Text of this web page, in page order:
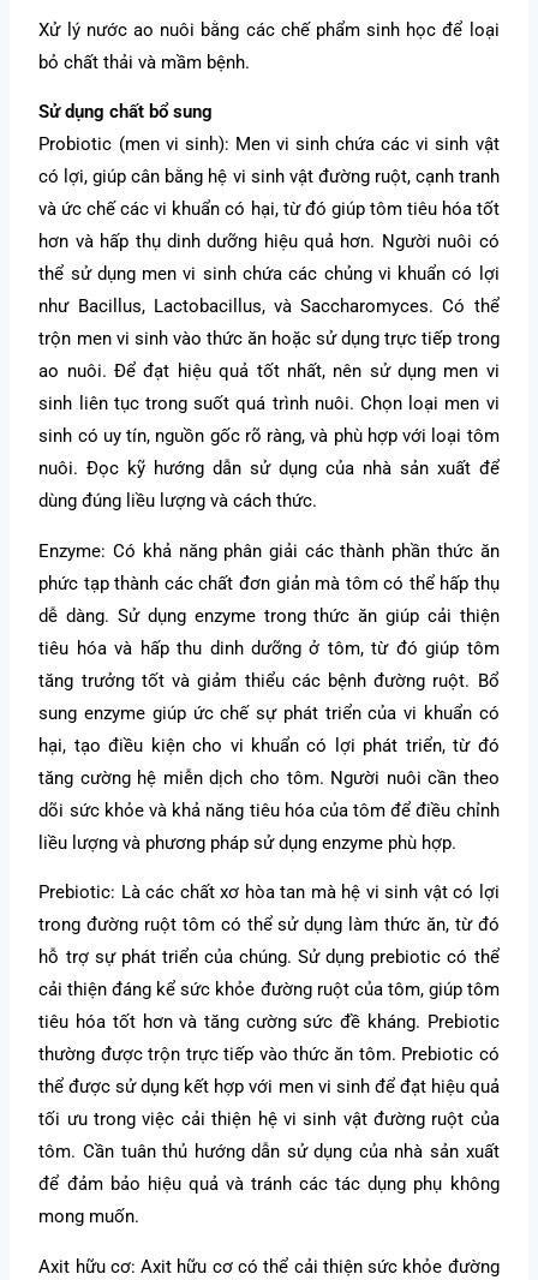
Xử lý nước ao nuôi bằng các chế phẩm sinh học để loại
bỏ chất thải và mầm bệnh.
Sử dụng chất bổ sung
Probiotic (men vi sinh): Men vi sinh chứa các vi sinh vật
có lợi, giúp cân bằng hệ vi sinh vật đường ruột, cạnh tranh
và ức chế các vi khuẩn có hại, từ đó giúp tôm tiêu hóa tốt
hơn và hấp thụ dinh dưỡng hiệu quả hơn. Người nuôi có
thể sử dụng men vi sinh chứa các chủng vi khuẩn có lợi
như Bacillus, Lactobacillus, và Saccharomyces. Có thể
trộn men vi sinh vào thức ăn hoặc sử dụng trực tiếp trong
ao nuôi. Để đạt hiệu quả tốt nhất, nên sử dụng men vi
sinh liên tục trong suốt quá trình nuôi. Chọn loại men vi
sinh có uy tín, nguồn gốc rõ ràng, và phù hợp với loại tôm
nuôi. Đọc kỹ hướng dẫn sử dụng của nhà sản xuất để
dùng đúng liều lượng và cách thức.
Enzyme: Có khả năng phân giải các thành phần thức ăn
phức tạp thành các chất đơn giản mà tôm có thể hấp thụ
dễ dàng. Sử dụng enzyme trong thức ăn giúp cải thiện
tiêu hóa và hấp thu dinh dưỡng ở tôm, từ đó giúp tôm
tăng trưởng tốt và giảm thiểu các bệnh đường ruột. Bổ
sung enzyme giúp ức chế sự phát triển của vi khuẩn có
hại, tạo điều kiện cho vi khuẩn có lợi phát triển, từ đó
tăng cường hệ miễn dịch cho tôm. Người nuôi cần theo
dõi sức khỏe và khả năng tiêu hóa của tôm để điều chỉnh
liều lượng và phương pháp sử dụng enzyme phù hợp.
Prebiotic: Là các chất xơ hòa tan mà hệ vi sinh vật có lợi
trong đường ruột tôm có thể sử dụng làm thức ăn, từ đó
hỗ trợ sự phát triển của chúng. Sử dụng prebiotic có thể
cải thiện đáng kể sức khỏe đường ruột của tôm, giúp tôm
tiêu hóa tốt hơn và tăng cường sức đề kháng. Prebiotic
thường được trộn trực tiếp vào thức ăn tôm. Prebiotic có
thể được sử dụng kết hợp với men vi sinh để đạt hiệu quả
tối ưu trong việc cải thiện hệ vi sinh vật đường ruột của
tôm. Cần tuân thủ hướng dẫn sử dụng của nhà sản xuất
để đảm bảo hiệu quả và tránh các tác dụng phụ không
mong muốn.
Axit hữu cơ: Axit hữu cơ có thể cải thiện sức khỏe đường